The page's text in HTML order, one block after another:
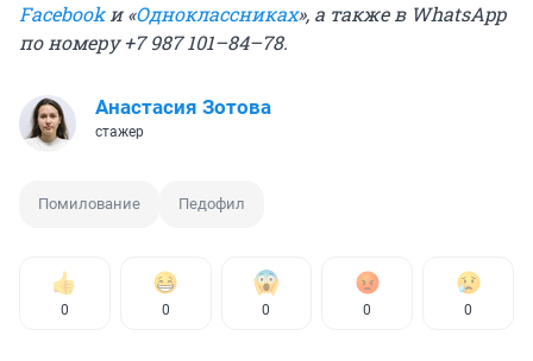
Facebookи «Одноклассниках», а также в WhatsApp
по номеру+7 987 101–84–78.
Анастасия Зотова
стажер
Помилование Педофил
0 0 0 0 0